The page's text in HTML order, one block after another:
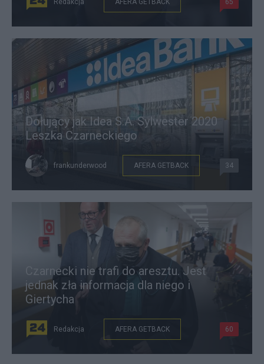
Redakcja AFERA GETBACK 65
Dołujący jak Idea S.A. Sylwester 2020
Leszka Czarneckiego
frankunderwood AFERA GETBACK 34
Czarnecki nie trafi do aresztu. Jest
jednak zła informacja dla niego i
Giertycha
Redakcja AFERA GETBACK 60